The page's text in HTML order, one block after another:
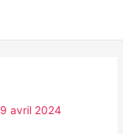
avril 2024